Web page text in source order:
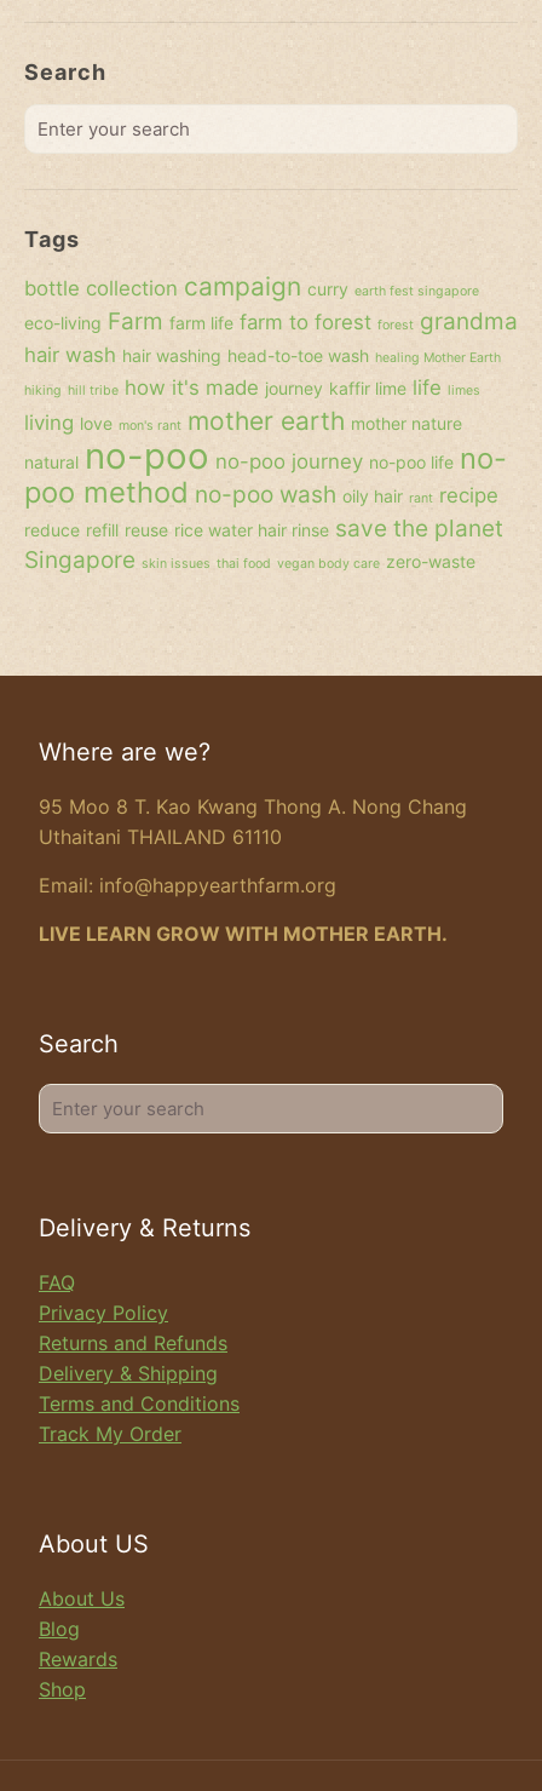
Search
Enter
your
Tags
bottle collection campaign curry earth fest singapore
eco-living Farm farm life farm to forest forest grandma
hair wash hair washing head-to-toe wash healing Mother Earth
hiking hill tribe how it's made journey kaffir lime life limes
living love mon's rant mother earth mother nature
natural no-poo no-poo journey no-poo life no-
poo method no-poo wash oily hair rant recipe
reduce refill reuse rice water hair rinse save the planet
Singapore skin issues thai food vegan body care zero-waste
Where are we?
95 Moo 8 T. Kao Kwang Thong A. Nong Chang
Uthaitani THAILAND 61110
Email: info@happyearthfarm.org
LIVE LEARN GROW WITH MOTHER EARTH.
Search
Enter
your
Delivery & Returns
FAQ
Privacy Policy
Returns and Refunds
Delivery & Shipping
Terms and Conditions
Track My Order
About US
About Us
Blog
Rewards
Shop